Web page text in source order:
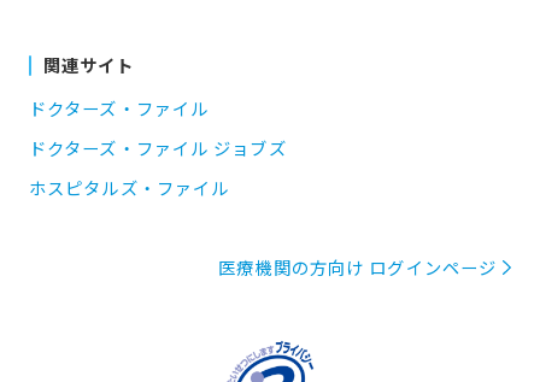
関連サイト
ドクターズ・ファイル
ドクターズ・ファイル ジョブズ
ホスピタルズ・ファイル
医療機関の方向け ログインページ